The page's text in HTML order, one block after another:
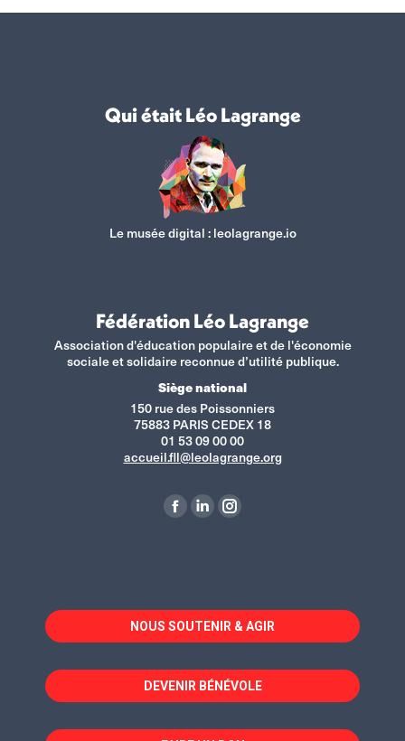
Qui était Léo Lagrange
Le musée digital :leolagrange.io
Fédération Léo Lagrange
Association d'éducation populaire et de l'économie
sociale et solidaire reconnue d’utilité publique.
Siège national
150 rue des Poissonniers
75883 PARIS CEDEX 18
01 53 09 00 00
accueil.fll@leolagrange.org
La
dans
une
fenêtre
La
dans
une
fenêtre
La
dans
une
fenêtre
NOUS SOUTENIR & AGIR
DEVENIR BÉNÉVOLE